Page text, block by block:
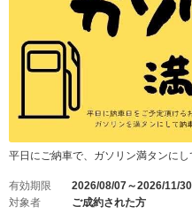
平日にご納車で、ガソリン満タンに
有効期限
2026/08/07～2026/11/30
対象者
ご成約された方